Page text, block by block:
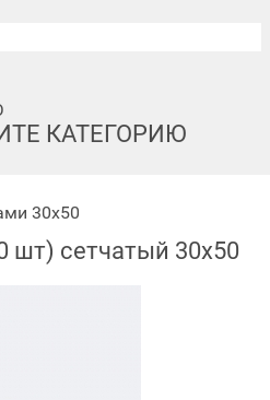
КАТЕГОРИЮ
30х50
сетчатый 30х50